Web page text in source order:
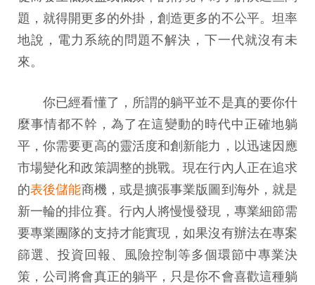
題，就得開更多的外掛，創造更多的不公平。坦率
地說，電力系統的問題不解決，下一代就沒有未
來。
你已經看懂了，所謂的躺平並不是真的要你什
麼事情都不幹，為了在這變動的時代中正確地躺
平，你需要更高的靈活度和創新能力，以迅速因應
市場變化和政策調整的挑戰。現在行內人正在追求
的表後儲能商機，或是擴張事業版圖到海外，就是
新一輪的排位賽。行內人將慢慢發現，專業細節需
要專業團隊的支持才能實現，如果沒有辦法在專案
篩選、投資回報、風險控制等多個環節中專業決
策，公司將會真正的躺平，只是你不會喜歡這種躺